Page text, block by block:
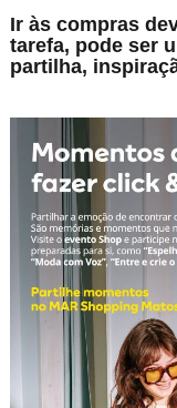
Ir às compras
tarefa, pode ser
partilha,